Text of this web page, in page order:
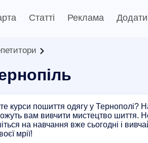
Статті Реклама Додати
курси пошиття одягу у Тернополі?
вам вивчити мистецтво шиття.
на навчання вже сьогодні і
мрії!